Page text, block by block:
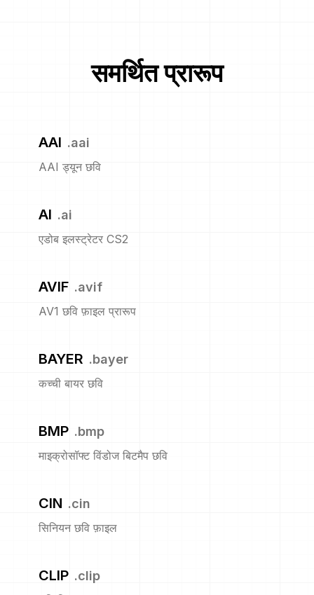
समर्थित प्रारूप
AAI .aai
AAI ड्यून छवि
AI .ai
एडोब इलस्ट्रेटर CS2
AVIF .avif
AV1 छवि फ़ाइल प्रारूप
BAYER .bayer
कच्ची बायर छवि
BMP .bmp
माइक्रोसॉफ्ट विंडोज बिटमैप छवि
CIN .cin
सिनियन छवि फ़ाइल
CLIP .clip